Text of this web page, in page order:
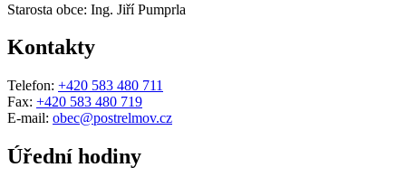
Starosta obce: Ing. Jiří Pumprla
Kontakty
Telefon: +420 583 480 711
Fax: +420 583 480 719
E-mail: obec@postrelmov.cz
Úřední hodiny